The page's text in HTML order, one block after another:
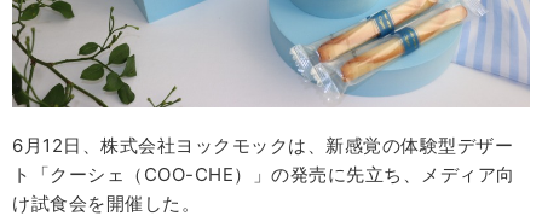
6月12日、株式会社ヨックモックは、新感覚の体験型デザー
ト「クーシェ（COO-CHE）」の発売に先立ち、メディア向
け試食会を開催した。